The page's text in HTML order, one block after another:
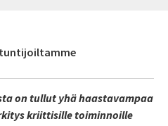
on tullut yhä haastavampaa
kriittisille toiminnoille